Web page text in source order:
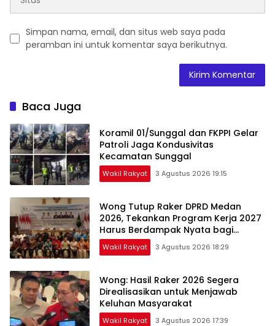
Simpan nama, email, dan situs web saya pada
peramban ini untuk komentar saya berikutnya.
Baca Juga
Koramil 01/Sunggal dan FKPPI Gelar
Patroli Jaga Kondusivitas
Kecamatan Sunggal
Wakil Rakyat 3 Agustus 2026 19:15
Wong Tutup Raker DPRD Medan
2026, Tekankan Program Kerja 2027
Harus Berdampak Nyata bagi
Masyarakat
Wakil Rakyat 3 Agustus 2026 18:29
Wong: Hasil Raker 2026 Segera
Direalisasikan untuk Menjawab
Keluhan Masyarakat
Wakil Rakyat 3 Agustus 2026 17:39